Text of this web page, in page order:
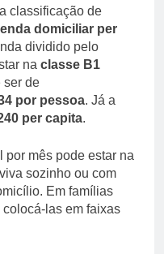
classificação de
domiciliar per
dividido pelo
na classe B1
ser de
por pessoa. Já a
per capita.
por mês pode estar na
sozinho ou com
Em famílias
las em faixas